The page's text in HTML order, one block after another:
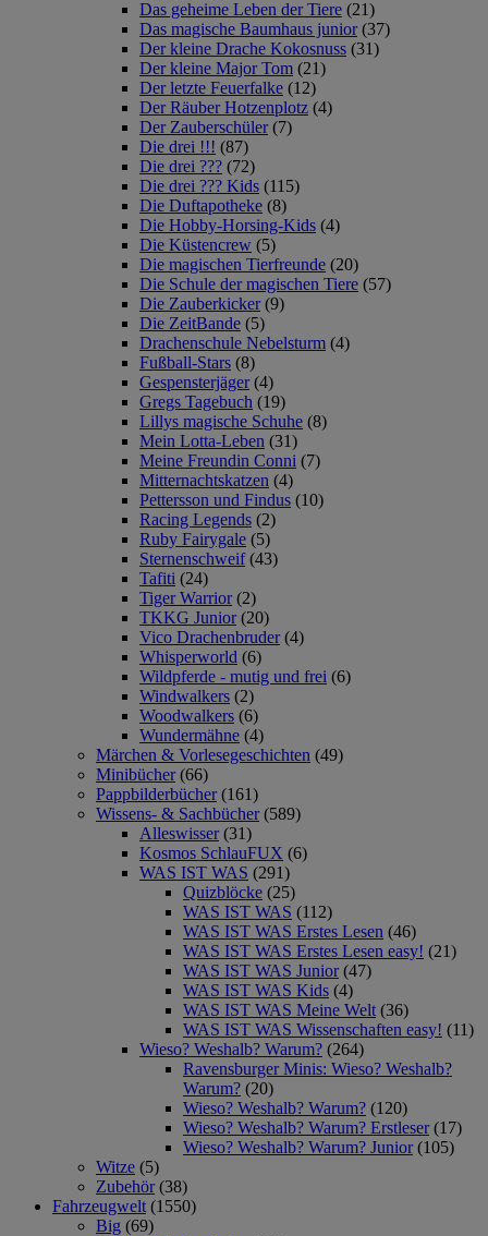
Das geheime Leben der Tiere (21)
Das magische Baumhaus junior (37)
Der kleine Drache Kokosnuss (31)
Der kleine Major Tom (21)
Der letzte Feuerfalke (12)
Der Räuber Hotzenplotz (4)
Der Zauberschüler (7)
Die drei !!! (87)
Die drei ??? (72)
Die drei ??? Kids (115)
Die Duftapotheke (8)
Die Hobby-Horsing-Kids (4)
Die Küstencrew (5)
Die magischen Tierfreunde (20)
Die Schule der magischen Tiere (57)
Die Zauberkicker (9)
Die ZeitBande (5)
Drachenschule Nebelsturm (4)
Fußball-Stars (8)
Gespensterjäger (4)
Gregs Tagebuch (19)
Lillys magische Schuhe (8)
Mein Lotta-Leben (31)
Meine Freundin Conni (7)
Mitternachtskatzen (4)
Pettersson und Findus (10)
Racing Legends (2)
Ruby Fairygale (5)
Sternenschweif (43)
Tafiti (24)
Tiger Warrior (2)
TKKG Junior (20)
Vico Drachenbruder (4)
Whisperworld (6)
Wildpferde - mutig und frei (6)
Windwalkers (2)
Woodwalkers (6)
Wundermähne (4)
Märchen & Vorlesegeschichten (49)
Minibücher (66)
Pappbilderbücher (161)
Wissens- & Sachbücher (589)
Alleswisser (31)
Kosmos SchlauFUX (6)
WAS IST WAS (291)
Quizblöcke (25)
WAS IST WAS (112)
WAS IST WAS Erstes Lesen (46)
WAS IST WAS Erstes Lesen easy! (21)
WAS IST WAS Junior (47)
WAS IST WAS Kids (4)
WAS IST WAS Meine Welt (36)
WAS IST WAS Wissenschaften easy! (11)
Wieso? Weshalb? Warum? (264)
Ravensburger Minis: Wieso? Weshalb?
Warum? (20)
Wieso? Weshalb? Warum? (120)
Wieso? Weshalb? Warum? Erstleser (17)
Wieso? Weshalb? Warum? Junior (105)
Witze (5)
Zubehör (38)
Fahrzeugwelt (1550)
Big (69)